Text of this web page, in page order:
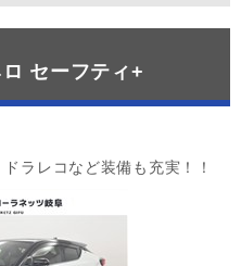
セーフティ+
ラレコなど装備も充実！！